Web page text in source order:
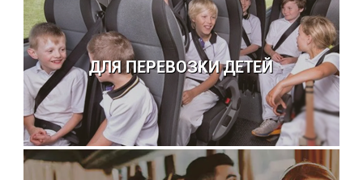
ДЛЯ ПЕРЕВОЗКИ ДЕТЕЙ